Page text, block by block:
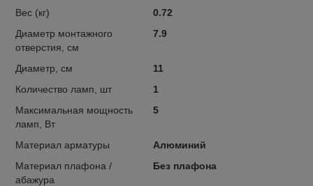
Вес (кг)
0.72
Диаметр монтажного
отверстия, см
7.9
Диаметр, см
11
Количество ламп, шт
1
Максимальная мощность
ламп, Вт
5
Материал арматуры
Алюминий
Материал плафона /
абажура
Без плафона